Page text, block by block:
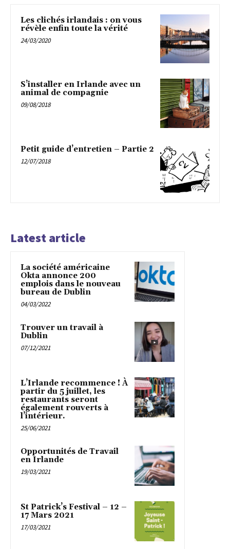
Les clichés irlandais : on vous
révèle enfin toute la vérité
24/03/2020
S’installer en Irlande avec un
animal de compagnie
09/08/2018
Petit guide d’entretien – Partie 2
12/07/2018
Latest article
La société américaine
Okta annonce 200
emplois dans le nouveau
bureau de Dublin
04/03/2022
Trouver un travail à
Dublin
07/12/2021
L’Irlande recommence ! À
partir du 5 juillet, les
restaurants seront
également rouverts à
l’intérieur.
25/06/2021
Opportunités de Travail
en Irlande
19/03/2021
St Patrick’s Festival – 12 –
17 Mars 2021
17/03/2021